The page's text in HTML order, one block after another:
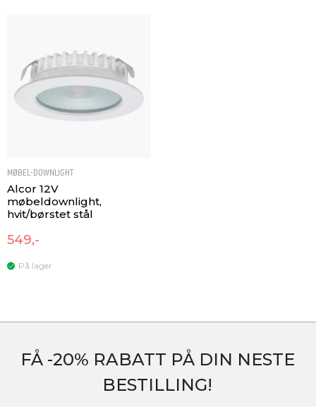
MØBEL-DOWNLIGHT
Alcor 12V
møbeldownlight,
hvit/børstet stål
549,-
På lager
FÅ -20% RABATT PÅ DIN NESTE
BESTILLING!